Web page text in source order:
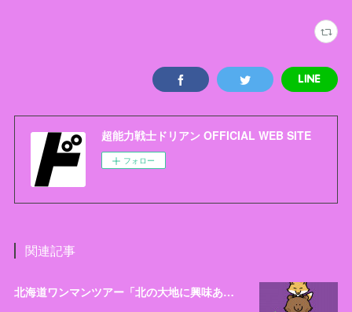
超能力戦士ドリアン OFFICIAL WEB SITE
フォロー
関連記事
北海道ワンマンツアー「北の大地に興味あるー！2026」開催決定！！！